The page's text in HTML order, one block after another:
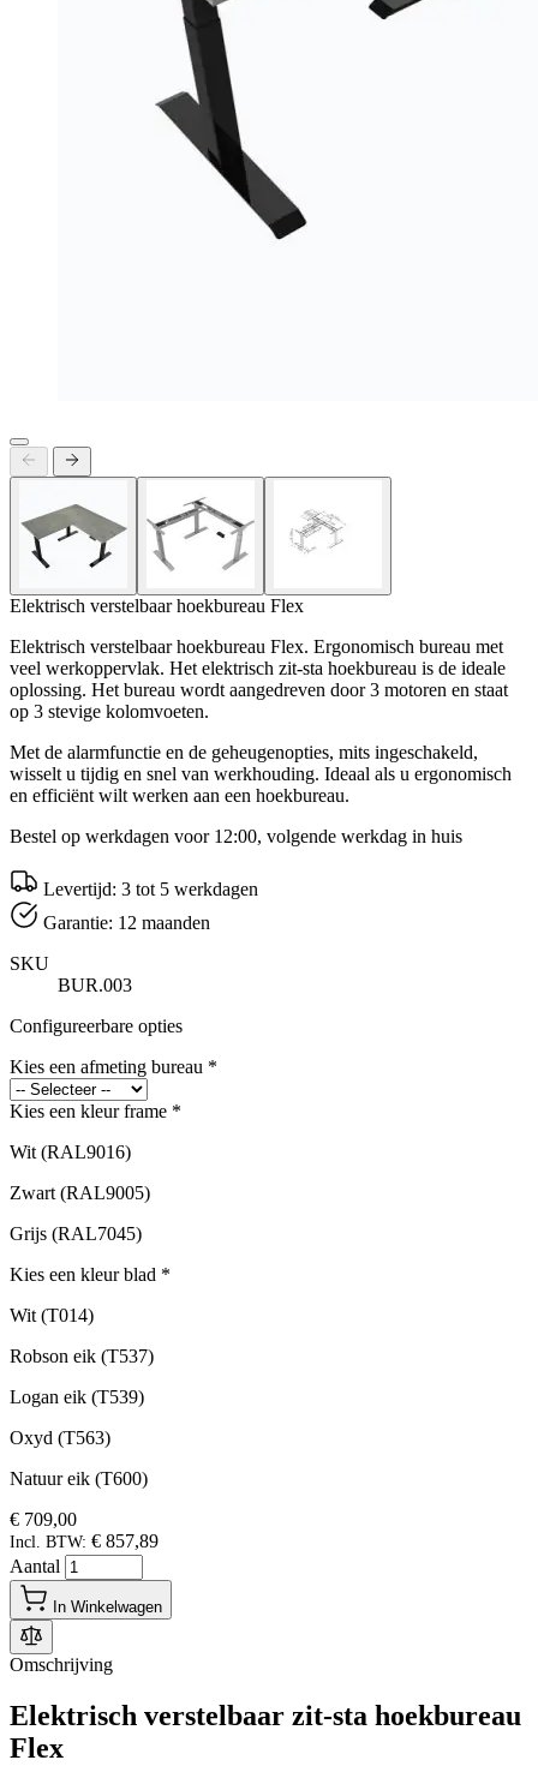
Elektrisch verstelbaar hoekbureau Flex
Elektrisch verstelbaar hoekbureau Flex. Ergonomisch bureau met
veel werkoppervlak. Het elektrisch zit-sta hoekbureau is de ideale
oplossing. Het bureau wordt aangedreven door 3 motoren en staat
op 3 stevige kolomvoeten.
Met de alarmfunctie en de geheugenopties, mits ingeschakeld,
wisselt u tijdig en snel van werkhouding. Ideaal als u ergonomisch
en efficiënt wilt werken aan een hoekbureau.
Bestel op werkdagen voor 12:00, volgende werkdag in huis
Levertijd: 3 tot 5 werkdagen
Garantie: 12 maanden
SKU
BUR.003
Configureerbare opties
Kies een afmeting bureau *
Kies een kleur frame *
Wit (RAL9016)
Zwart (RAL9005)
Grijs (RAL7045)
Kies een kleur blad *
Wit (T014)
Robson eik (T537)
Logan eik (T539)
Oxyd (T563)
Natuur eik (T600)
€ 709,00
Incl. BTW: € 857,89
Aantal
In Winkelwagen
Omschrijving
Elektrisch verstelbaar zit-sta hoekbureau
Flex